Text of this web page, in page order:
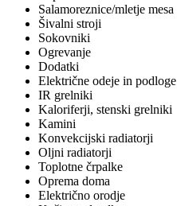
Salamoreznice/mletje mesa
Šivalni stroji
Sokovniki
Ogrevanje
Dodatki
Električne odeje in podloge
IR grelniki
Kaloriferji, stenski grelniki
Kamini
Konvekcijski radiatorji
Oljni radiatorji
Toplotne črpalke
Oprema doma
Električno orodje